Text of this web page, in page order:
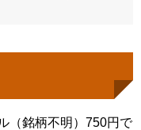
（銘柄不明）750円で